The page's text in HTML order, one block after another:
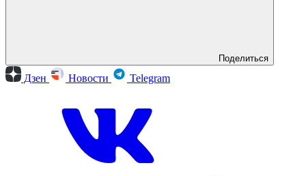
Поделиться
Дзен Новости Telegram